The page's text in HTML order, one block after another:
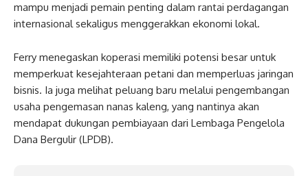
mampu menjadi pemain penting dalam rantai perdagangan
internasional sekaligus menggerakkan ekonomi lokal.
Ferry menegaskan koperasi memiliki potensi besar untuk
memperkuat kesejahteraan petani dan memperluas jaringan
bisnis. Ia juga melihat peluang baru melalui pengembangan
usaha pengemasan nanas kaleng, yang nantinya akan
mendapat dukungan pembiayaan dari Lembaga Pengelola
Dana Bergulir (LPDB).